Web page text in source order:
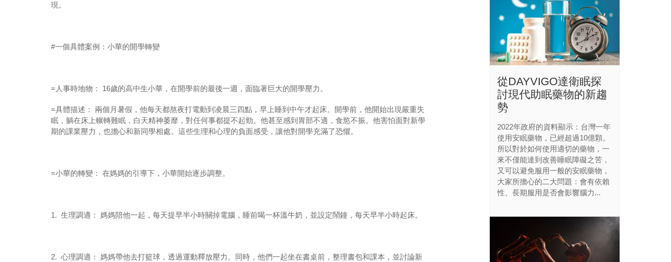
現。
#一個具體案例：小華的開學轉變
= 人事時地物： 16歲的高中生小華，在開學前的最後一週，面臨著巨大的開學壓力。
=具體描述： 兩個月暑假，他每天都熬夜打電動到凌晨三四點，早上睡到中午才起床。開學前，他開始出現嚴重失
眠，躺在床上輾轉難眠，白天精神萎靡，對任何事都提不起勁。他甚至感到胃部不適，食慾不振。他害怕面對新學
期的課業壓力，也擔心和新同學相處。這些生理和心理的負面感受，讓他對開學充滿了恐懼。
=小華的轉變： 在媽媽的引導下，小華開始逐步調整。
1. 生理調適： 媽媽陪他一起，每天提早半小時關掉電腦，睡前喝一杯溫牛奶，並設定鬧鐘，每天早半小時起床。
2. 心理調適： 媽媽帶他去打籃球，透過運動釋放壓力。同時，他們一起坐在書桌前，整理書包和課本，並討論新
從DAYVIGO達衛眠探
討現代助眠藥物的新趨
勢
2022年政府的資料顯示：台灣一年
使用安眠藥物，已經超過10億顆。
所以對於如何使用適切的藥物，一
來不僅能達到改善睡眠障礙之苦，
又可以避免服用一般的安眠藥物，
大家所擔心的二大問題：會有依賴
性、長期服用是否會影響腦力...